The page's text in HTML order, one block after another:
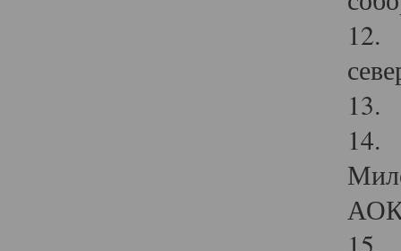
12.
13.
14.